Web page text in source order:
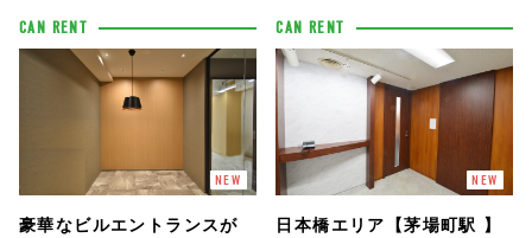
CAN RENT
NEW
豪華なビルエントランスが
CAN RENT
NEW
日本橋エリア【茅場町駅 】